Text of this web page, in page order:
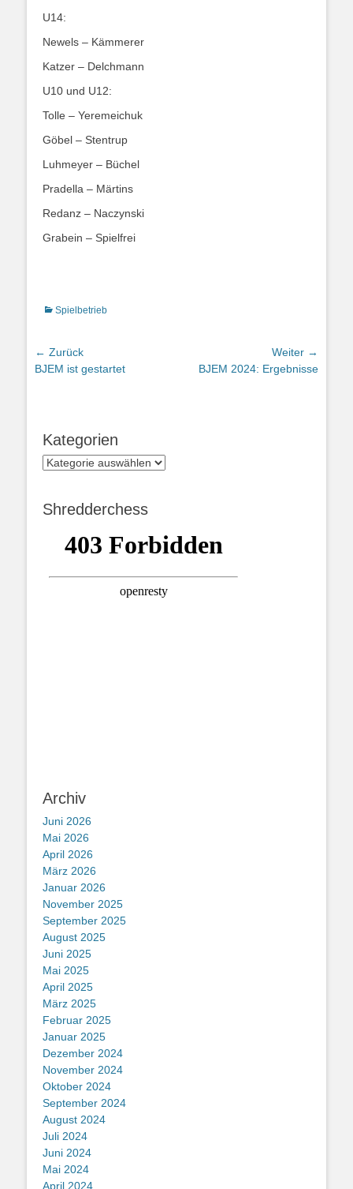
U14:
Newels – Kämmerer
Katzer – Delchmann
U10 und U12:
Tolle – Yeremeichuk
Göbel – Stentrup
Luhmeyer – Büchel
Pradella – Märtins
Redanz – Naczynski
Grabein – Spielfrei
Kategorien
Spielbetrieb
Beitragsnavigation
← Zurück
Vorhergehender
BJEM ist gestartet
Weiter →
Nächster
BJEM 2024: Ergebnisse
Kategorien
Kategorien
Shredderchess
Archiv
Juni 2026
Mai 2026
April 2026
März 2026
Januar 2026
November 2025
September 2025
August 2025
Juni 2025
Mai 2025
April 2025
März 2025
Februar 2025
Januar 2025
Dezember 2024
November 2024
Oktober 2024
September 2024
August 2024
Juli 2024
Juni 2024
Mai 2024
April 2024